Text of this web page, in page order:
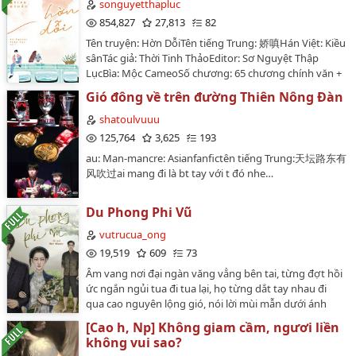
một quyết định táo bạo... PS: Việc người cha ngoại tình
songuyetthapluc
854,827
27,813
82
Tên truyện: Hờn DỗiTên tiếng Trung: 娇嗔Hán Việt: Kiều
sânTác giả: Thời Tinh ThảoEditor: Sơ Nguyệt Thập
LụcBìa: Mộc CameoSố chương: 65 chương chính văn +
tình, Hiện đại , HE , Tình cảm , Ngọt sủng , Hào môn
thế giaVĂN ÁN:Phó Ngôn Trí có tiếng lạnh lùng trong
bệnh viện số 1, cao lãnh cấm dục, giống như tuyết
nọ, trong văn phòng của bác sĩ Phó có một người đẹp
mặc sườn xám thường xuyên lui tới, người đẹp dáng
nghiệp nhao nhao đặt cược, không quá một tháng, cô
sẽ bị bác sĩ Phó từ chối, cũng sẽ không được bước vào
khoa bọn họ nửa bước.Một tháng sau, cô vẫn còn ở
đó.Ba tháng sau, có đồng nghiệp thật sự nhìn thấy cô
kề tai nói nhỏ với bác sĩ Phó.Đợi đến khi đi ra, sau tai
bác sĩ Phó dính son môi đỏ tươi, ái muội không
thôi.Một năm sau, cô đăng ký kết hôn với bác sĩ Phó.---
-- Khi Quý Thanh Ảnh theo đuổi Phó Ngôn Trí, cô thích
nhất việc dùng các loại lời âu yếm trêu ghẹo anh, nhìn
vành tai anh phiếm hồng, nhưng bộ dạng lại như
Gió đông về trên đường Thiên Nông Đàn
shatoulvuuu
125,764
3,625
193
au: Man-mancre: Asianfanfictên tiếng Trung:天坛路东有
风吹过ai mang đi là bt tay với t đó nhe…
Du Phong Phi Vũ
vutrucua_ong
19,519
609
73
Âm vang nơi đại ngàn văng vẳng bên tai, từng đợt hồi
ức ngắn ngủi tua đi tua lại, họ từng dắt tay nhau đi
qua cao nguyên lộng gió, nói lời mùi mẫn dưới ánh
người.Hôn lễ vẫn diễn ra, thời gian vẫn tiếp tục trôi.Là
bắt đầu mới hay dấu chấm hết? Là lời nhắc nhở bắt kẻ
[Cao h, Np] Không giam cầm, ngươi liền
không vui sao?